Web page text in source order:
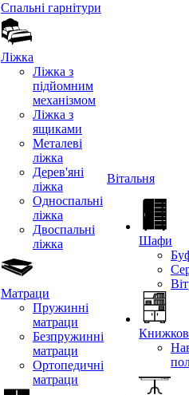
Спальні гарнітури
Ліжка
Ліжка з
підйомним
механізмом
Ліжка з
ящиками
Металеві
ліжка
Дерев'яні
ліжка
Односпальні
ліжка
Двоспальні
ліжка
Матраци
Пружинні
матраци
Безпружинні
матраци
Ортопедичні
матраци
Вітальня
Шафи